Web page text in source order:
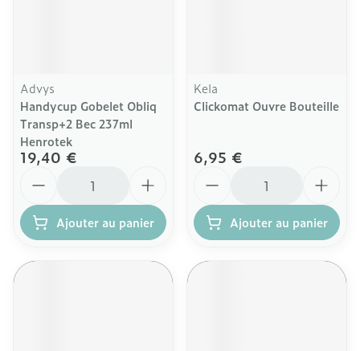
Advys
Handycup Gobelet Obliq
Transp+2 Bec 237ml
Henrotek
19,40 €
Ajouter au panier
Kela
Clickomat Ouvre Bouteille
6,95 €
Ajouter au panier